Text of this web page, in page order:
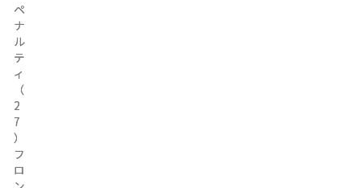
ペ
ナ
ル
テ
ィ
（
2
7
）
フ
ロ
ペ
ナ
ル
テ
ィ
（
2
7
）
フ
ロ